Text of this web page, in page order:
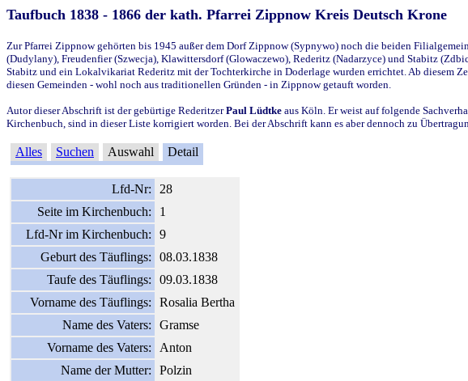
Taufbuch 1838 - 1866 der kath. Pfarrei Zippnow Kreis Deutsch Krone
Zur Pfarrei Zippnow gehörten bis 1945 außer dem Dorf Zippnow (Sypnywo) noch die beiden
(Dudylany), Freudenfier (Szwecja), Klawittersdorf (Glowaczewo), Rederitz (Nadarzyce) und Stabitz
Stabitz und ein Lokalvikariat Rederitz mit der Tochterkirche in Doderlage wurden errichtet. Ab diesem
diesen Gemeinden - wohl noch aus traditionellen Gründen - in Zippnow getauft worden.
Autor dieser Abschrift ist der gebürtige RederitzerPaul Lüdtke aus Köln. Er weist auf folgende
Kirchenbuch, sind in dieser Liste korrigiert worden. Bei der Abschrift kann es aber dennoch zu
Alles Suchen Auswahl Detail
Lfd-Nr:
28
Seite im Kirchenbuch:
1
Lfd-Nr im Kirchenbuch:
9
Geburt des Täuflings:
08.03.1838
Taufe des Täuflings:
09.03.1838
Vorname des Täuflings:
Rosalia Bertha
Name des Vaters:
Gramse
Vorname des Vaters:
Anton
Name der Mutter:
Polzin